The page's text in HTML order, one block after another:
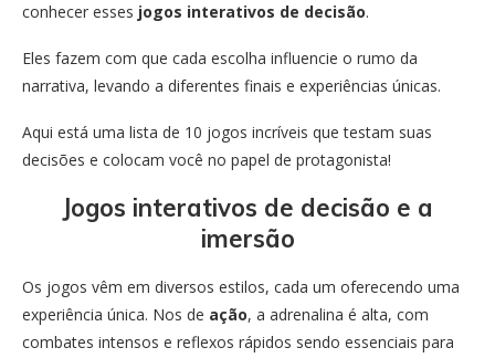
conhecer esses jogos interativos de decisão.
Eles fazem com que cada escolha influencie o rumo da
narrativa, levando a diferentes finais e experiências únicas.
Aqui está uma lista de 10 jogos incríveis que testam suas
decisões e colocam você no papel de protagonista!
Jogos interativos de decisão e a
imersão
Os jogos vêm em diversos estilos, cada um oferecendo uma
experiência única. Nos de ação, a adrenalina é alta, com
combates intensos e reflexos rápidos sendo essenciais para